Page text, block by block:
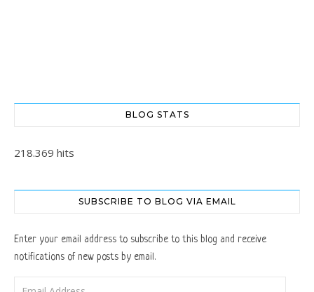
BLOG STATS
218.369 hits
SUBSCRIBE TO BLOG VIA EMAIL
Enter your email address to subscribe to this blog and receive
notifications of new posts by email.